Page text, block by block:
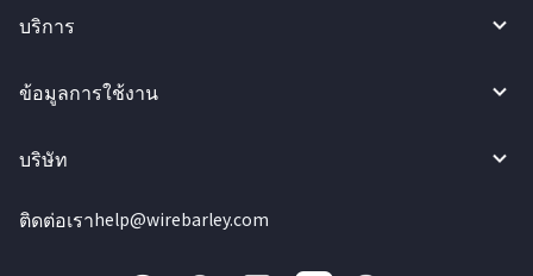
บริการ
ข้อมูลการใช้งาน
บริษัท
ติดต่อเราhelp@wirebarley.com